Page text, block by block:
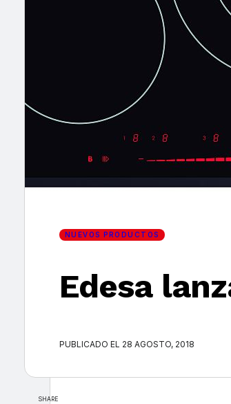
NUEVOS PRODUCTOS
Edesa
PUBLICADO EL 28 AGOSTO, 2018
SHARE